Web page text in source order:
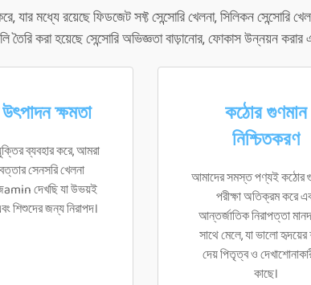
মধ্যে রয়েছে ফিডজেট সফ্ট সেন্সোরি খেলনা, সিলিকন সেন্সোরি
করা হয়েছে সেন্সোরি অভিজ্ঞতা বাড়ানোর, ফোকাস উন্নয়ন করার
ক্ষমতা
ব্যবহার করে, আমরা
সেনসরি খেলনা
দেখছি যা উভয়ই
শিশুদের জন্য নিরাপদ।
কঠোর গুণমান
নিশ্চিতকরণ
আমাদের সমস্ত পণ্যই কঠোর
পরীক্ষা অতিক্রম করে
আন্তর্জাতিক নিরাপত্তা
সাথে মেলে, যা ভালো হৃদয়ের
দেয় পিতৃত্ব ও
কাছে।